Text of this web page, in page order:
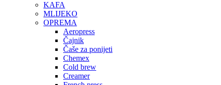
KAFA
MLIJEKO
OPREMA
Aeropress
Čajnik
Čaše za ponijeti
Chemex
Cold brew
Creamer